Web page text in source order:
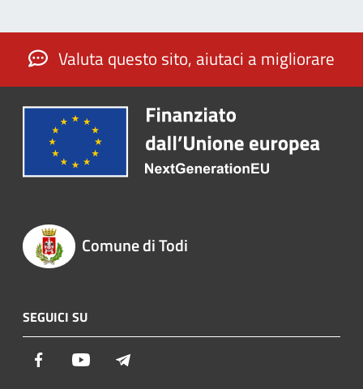
Valuta questo sito, aiutaci a migliorare
Comune di Todi
SEGUICI SU
Facebook Youtube